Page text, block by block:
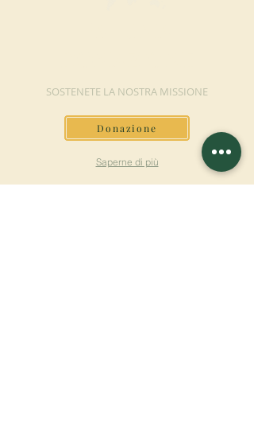
SOSTENETE LA NOSTRA MISSIONE
Donazione
Saperne di più